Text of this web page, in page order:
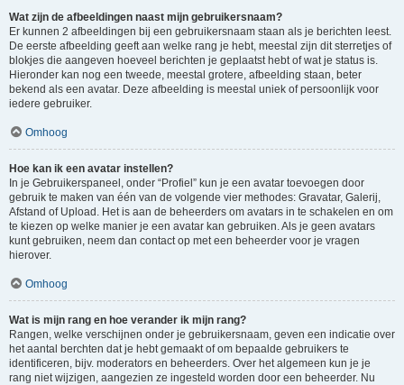
Wat zijn de afbeeldingen naast mijn gebruikersnaam?
Er kunnen 2 afbeeldingen bij een gebruikersnaam staan als je berichten leest.
De eerste afbeelding geeft aan welke rang je hebt, meestal zijn dit sterretjes of
blokjes die aangeven hoeveel berichten je geplaatst hebt of wat je status is.
Hieronder kan nog een tweede, meestal grotere, afbeelding staan, beter
bekend als een avatar. Deze afbeelding is meestal uniek of persoonlijk voor
iedere gebruiker.
Omhoog
Hoe kan ik een avatar instellen?
In je Gebruikerspaneel, onder “Profiel” kun je een avatar toevoegen door
gebruik te maken van één van de volgende vier methodes: Gravatar, Galerij,
Afstand of Upload. Het is aan de beheerders om avatars in te schakelen en om
te kiezen op welke manier je een avatar kan gebruiken. Als je geen avatars
kunt gebruiken, neem dan contact op met een beheerder voor je vragen
hierover.
Omhoog
Wat is mijn rang en hoe verander ik mijn rang?
Rangen, welke verschijnen onder je gebruikersnaam, geven een indicatie over
het aantal berchten dat je hebt gemaakt of om bepaalde gebruikers te
identificeren, bijv. moderators en beheerders. Over het algemeen kun je je
rang niet wijzigen, aangezien ze ingesteld worden door een beheerder. Nu